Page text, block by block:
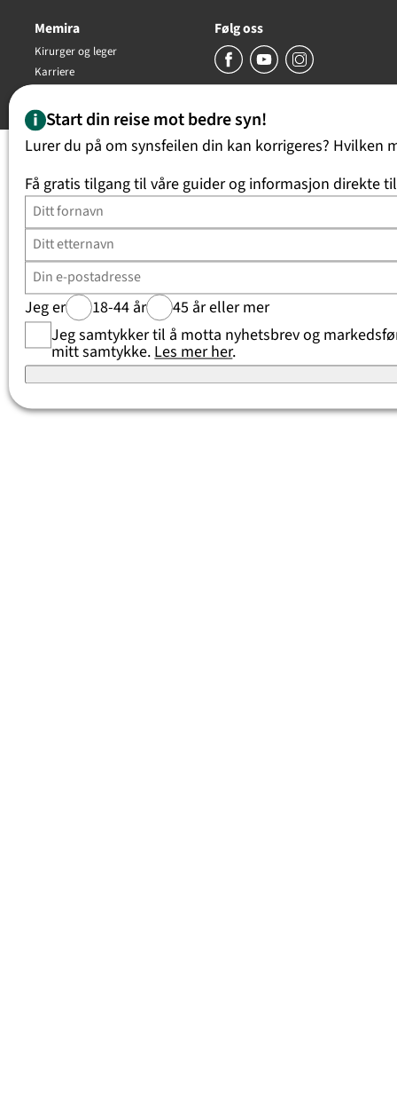
Memira
Kirurger og leger
Karriere
Følg oss
Start din reise mot bedre syn!
Lurer du på om synsfeilen din kan korrigeres? Hvilken
Få gratis tilgang til våre guider og informasjon direkte
Jeg er 18-44 år
45 år eller mer
Jeg samtykker til å motta nyhetsbrev og
mitt samtykke. Les mer her.